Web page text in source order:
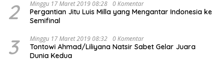
2 Minggu 17 Maret 2019 08:28 0 Komentar
Pergantian Jitu Luis Milla yang Mengantar Indonesia ke
Semifinal
3 Minggu 17 Maret 2019 08:32 0 Komentar
Tontowi Ahmad/Liliyana Natsir Sabet Gelar Juara
Dunia Kedua